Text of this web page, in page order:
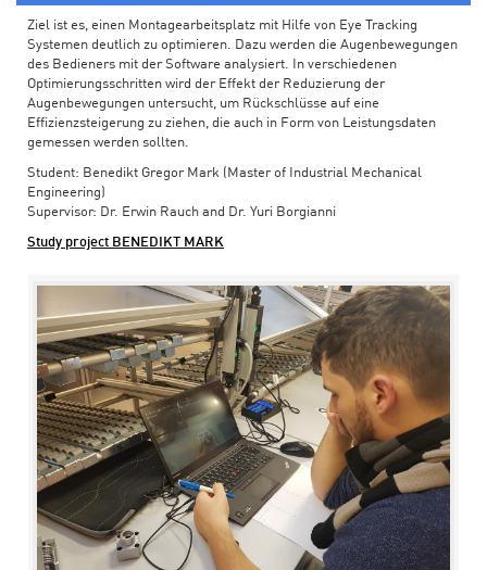
Ziel ist es, einen Montagearbeitsplatz mit Hilfe von Eye Tracking
Systemen deutlich zu optimieren. Dazu werden die Augenbewegungen
des Bedieners mit der Software analysiert. In verschiedenen
Optimierungsschritten wird der Effekt der Reduzierung der
Augenbewegungen untersucht, um Rückschlüsse auf eine
Effizienzsteigerung zu ziehen, die auch in Form von Leistungsdaten
gemessen werden sollten.
Student: Benedikt Gregor Mark (Master of Industrial Mechanical
Engineering)
Supervisor: Dr. Erwin Rauch and Dr. Yuri Borgianni
Study project BENEDIKT MARK